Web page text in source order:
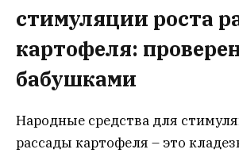
стимуляции роста
картофеля:
бабушками
Народные средства для
рассады картофеля – это